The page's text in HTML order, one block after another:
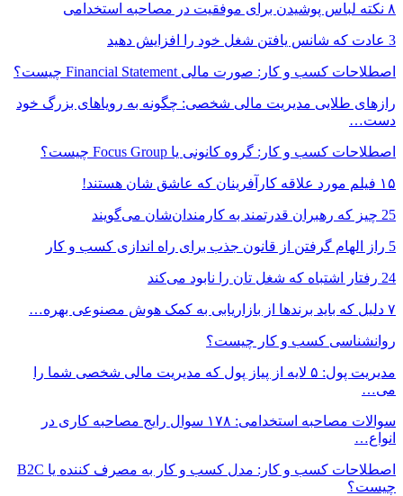
۸ نکته‌ لباس پوشیدن برای موفقیت در مصاحبه استخدامی
3 عادت که شانس یافتن شغل خود را افزایش دهید
اصطلاحات کسب و کار: صورت مالی Financial Statement چیست؟
رازهای طلایی مدیریت مالی شخصی: چگونه به رویاهای بزرگ خود
دست…
اصطلاحات کسب و کار: گروه کانونی یا Focus Group چیست؟
۱۵ فیلم مورد علاقه کارآفرینان که عاشق شان هستند!
25 چیز که رهبران قدرتمند به کارمندان‌شان می‌گویند
5 راز الهام گرفتن از قانون جذب برای راه اندازی کسب و کار
24 رفتار اشتباه که شغل تان را نابود می‌کند
۷ دلیل که باید برندها از بازاریابی به کمک هوش مصنوعی بهره…
روانشناسی کسب و کار چیست؟
مدیریت پول: ۵ لایه از پیاز پول که مدیریت مالی شخصی شما را
می…
سوالات مصاحبه استخدامی: ۱۷۸ سوال رایج مصاحبه کاری در
انواع…
اصطلاحات کسب و کار: مدل کسب و کار به مصرف کننده یا B2C
چیست؟